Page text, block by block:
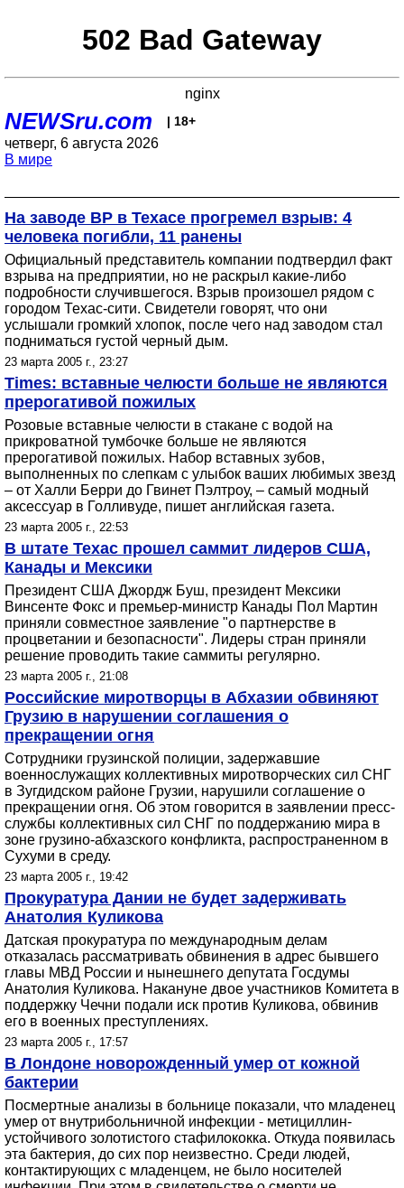
502 Bad Gateway
nginx
NEWSru.com | 18+
четверг, 6 августа 2026
В мире
На заводе ВР в Техасе прогремел взрыв: 4
человека погибли, 11 ранены
Официальный представитель компании подтвердил факт
взрыва на предприятии, но не раскрыл какие-либо
подробности случившегося. Взрыв произошел рядом с
городом Техас-сити. Свидетели говорят, что они
услышали громкий хлопок, после чего над заводом стал
подниматься густой черный дым.
23 марта 2005 г., 23:27
Times: вставные челюсти больше не являются
прерогативой пожилых
Розовые вставные челюсти в стакане с водой на
прикроватной тумбочке больше не являются
прерогативой пожилых. Набор вставных зубов,
выполненных по слепкам с улыбок ваших любимых звезд
– от Халли Берри до Гвинет Пэлтроу, – самый модный
аксессуар в Голливуде, пишет английская газета.
23 марта 2005 г., 22:53
В штате Техас прошел саммит лидеров США,
Канады и Мексики
Президент США Джордж Буш, президент Мексики
Винсенте Фокс и премьер-министр Канады Пол Мартин
приняли совместное заявление "о партнерстве в
процветании и безопасности". Лидеры стран приняли
решение проводить такие саммиты регулярно.
23 марта 2005 г., 21:08
Российские миротворцы в Абхазии обвиняют
Грузию в нарушении соглашения о
прекращении огня
Сотрудники грузинской полиции, задержавшие
военнослужащих коллективных миротворческих сил СНГ
в Зугдидском районе Грузии, нарушили соглашение о
прекращении огня. Об этом говорится в заявлении пресс-
службы коллективных сил СНГ по поддержанию мира в
зоне грузино-абхазского конфликта, распространенном в
Сухуми в среду.
23 марта 2005 г., 19:42
Прокуратура Дании не будет задерживать
Анатолия Куликова
Датская прокуратура по международным делам
отказалась рассматривать обвинения в адрес бывшего
главы МВД России и нынешнего депутата Госдумы
Анатолия Куликова. Накануне двое участников Комитета в
поддержку Чечни подали иск против Куликова, обвинив
его в военных преступлениях.
23 марта 2005 г., 17:57
В Лондоне новорожденный умер от кожной
бактерии
Посмертные анализы в больнице показали, что младенец
умер от внутрибольничной инфекции - метициллин-
устойчивого золотистого стафилококка. Откуда появилась
эта бактерия, до сих пор неизвестно. Среди людей,
контактирующих с младенцем, не было носителей